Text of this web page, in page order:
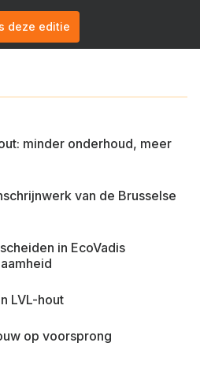
deze editie
minder onderhoud, meer
van de Brusselse
in EcoVadis
LVL-hout
op voorsprong